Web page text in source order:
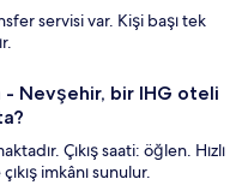
servisi var. Kişi başı tek
- Nevşehir, bir IHG oteli
Çıkış saati: öğlen. Hızlı
imkânı sunulur.